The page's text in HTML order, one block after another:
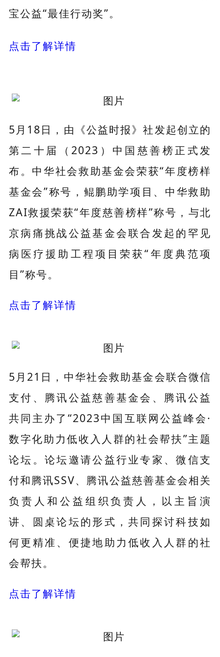
宝公益“最佳行动奖”。
点击了解详情
5月18日，由《公益时报》社发起创立的
第二十届（2023）中国慈善榜正式发
布。中华社会救助基金会荣获“年度榜样
基金会”称号，鲲鹏助学项目、中华救助
ZAI救援荣获“年度慈善榜样”称号，与北
京病痛挑战公益基金会联合发起的罕见
病医疗援助工程项目荣获“年度典范项
目”称号。
点击了解详情
5月21日，中华社会救助基金会联合微信
支付、腾讯公益慈善基金会、腾讯公益
共同主办了“2023中国互联网公益峰会·
数字化助力低收入人群的社会帮扶”主题
论坛。论坛邀请公益行业专家、微信支
付和腾讯SSV、腾讯公益慈善基金会相关
负责人和公益组织负责人，以主旨演
讲、圆桌论坛的形式，共同探讨科技如
何更精准、便捷地助力低收入人群的社
会帮扶。
点击了解详情